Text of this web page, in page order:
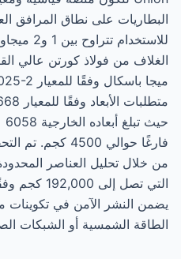
البطاريات على نطاق المرافق
فارغًا حوالي
يضمن النشر الآمن في تكوينات
الطاقة الشمسية أو الشبكات